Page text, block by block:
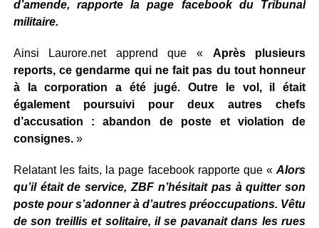
d’amende, rapporte la page facebook du Tribunal
militaire.
Ainsi Laurore.net apprend que « Après plusieurs
reports, ce gendarme qui ne fait pas du tout honneur
à la corporation a été jugé. Outre le vol, il était
également poursuivi pour deux autres chefs
d’accusation : abandon de poste et violation de
consignes. »
Relatant les faits, la page facebook rapporte que «Alors
qu’il était de service, ZBF n’hésitait pas à quitter son
poste pour s’adonner à d’autres préoccupations. Vêtu
de son treillis et solitaire, il se pavanait dans les rues